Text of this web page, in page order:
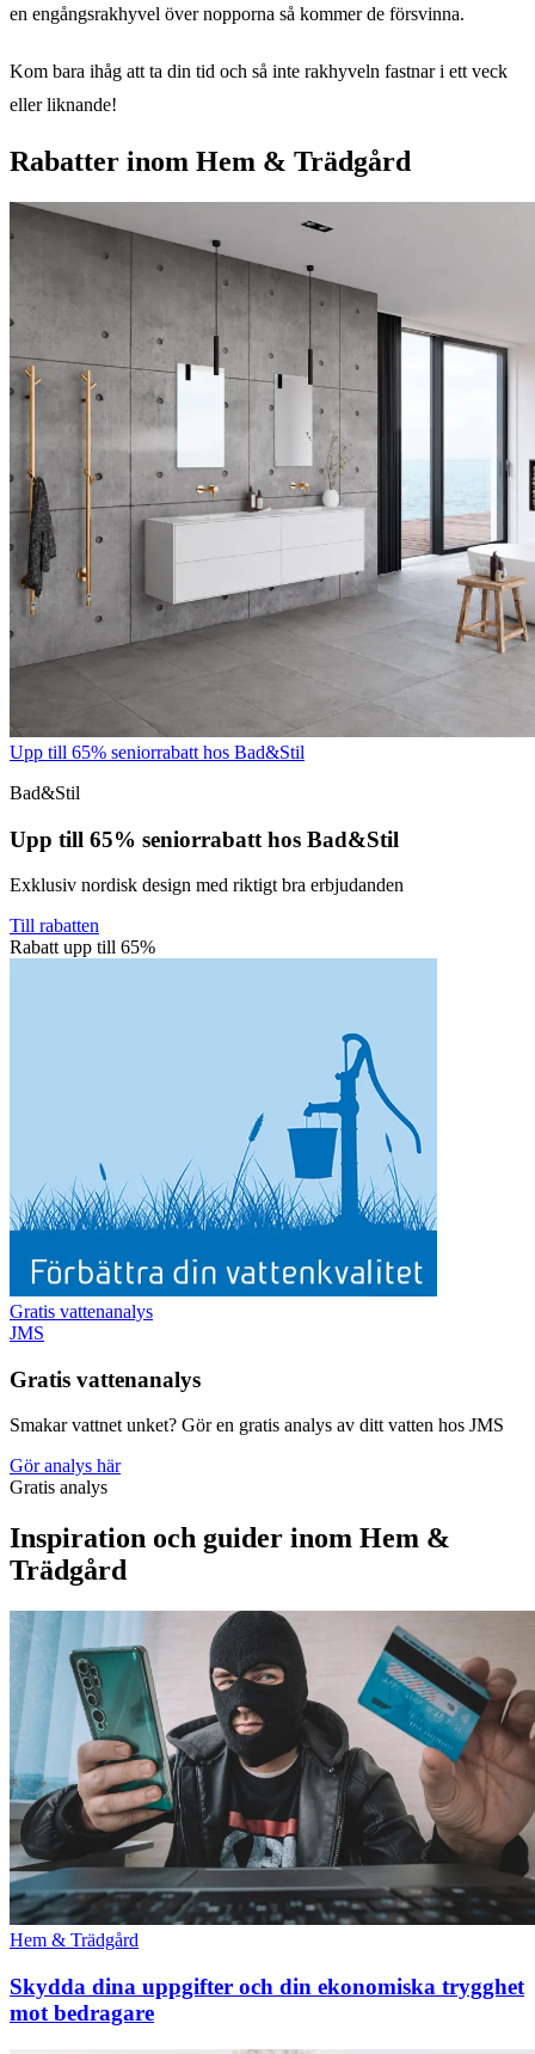
en engångsrakhyvel över nopporna så kommer de försvinna.
Kom bara ihåg att ta din tid och så inte rakhyveln fastnar i ett veck
eller liknande!
Rabatter inom Hem & Trädgård
Upp till 65% seniorrabatt hos Bad&Stil
Bad&Stil
Upp till 65% seniorrabatt hos Bad&Stil
Exklusiv nordisk design med riktigt bra erbjudanden
Till rabatten
Rabatt upp till 65%
Gratis vattenanalys
JMS
Gratis vattenanalys
Smakar vattnet unket? Gör en gratis analys av ditt vatten hos JMS
Gör analys här
Gratis analys
Inspiration och guider inom Hem &
Trädgård
Hem & Trädgård
Skydda dina uppgifter och din ekonomiska trygghet
mot bedragare